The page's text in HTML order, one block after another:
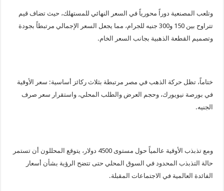
وتلعب المصنعية دوراً محورياً في السعر النهائي للمستهلك، حيث تضاف قيم
تتراوح بين 150 و300 جنيه للجرام، مما يجعل السعر الإجمالي مرتبطاً بجودة
وتصميم القطعة الذهبية بجانب السعر الخام.
ختاماً، تظل حركة الذهب في مصر مرتبطة بثلاث ركائز أساسية: سعر الأوقية
في بورصة نيويورك، وحجم العرض والطلب المحلي، واستقرار سعر صرف
الجنيه.
ومع تذبذب الأوقية عالمياً حول مستوى 4500 دولار، يتوقع المحللون أن تستمر
حالة التذبذب المحدود في السوق المحلي حتى تتضح الرؤية بشأن أسعار
الفائدة العالمية في الاجتماعات المقبلة.